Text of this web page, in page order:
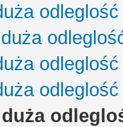
odleglość
odleglość
odleglość
duża